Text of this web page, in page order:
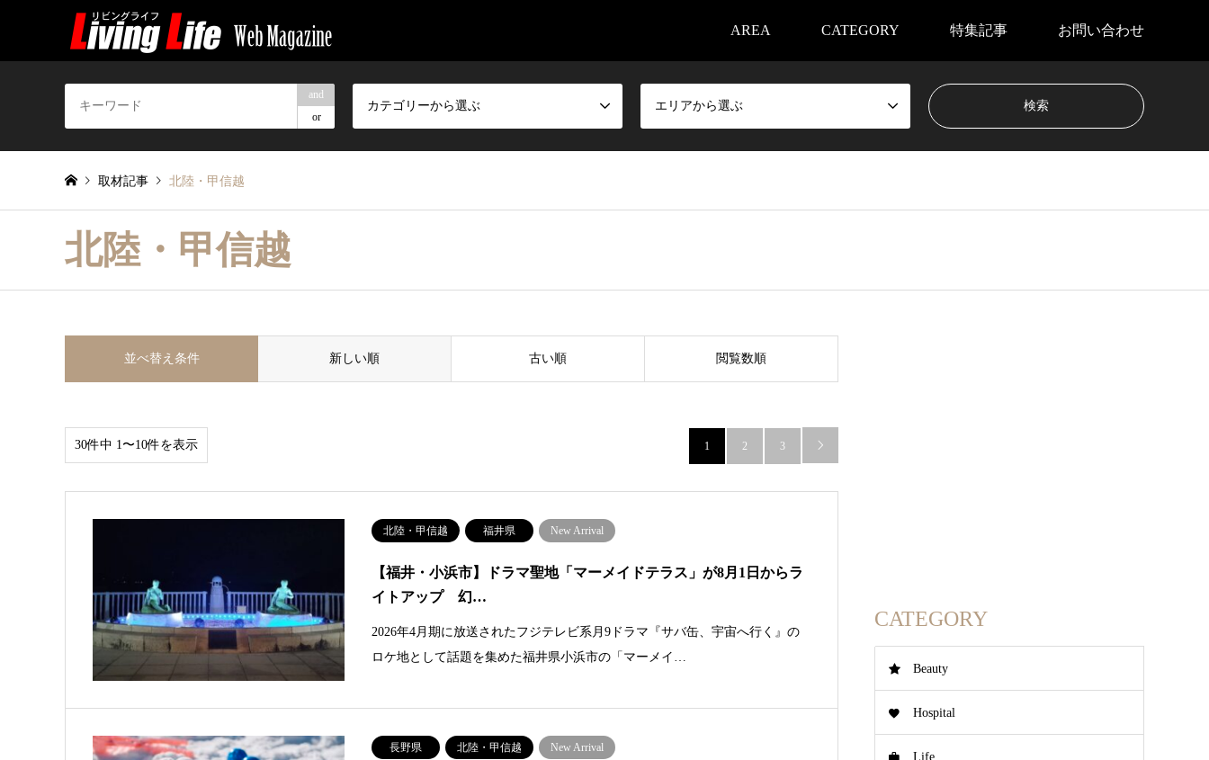
AREA CATEGORY 特集記事 お問い合わせ
and
or
カテゴリーから選ぶ エリアから選ぶ
取材記事 北陸・甲信越
北陸・甲信越
並べ替え条件 新しい順 古い順 閲覧数順
30件中 1〜10件を表示 1 2 3 
北陸・甲信越 福井県 New Arrival
【福井・小浜市】ドラマ聖地「マーメイドテラス」が8月1日からラ
イトアップ 幻…
2026年4月期に放送されたフジテレビ系月9ドラマ『サバ缶、宇宙へ行く』の
ロケ地として話題を集めた福井県小浜市の「マーメイ…
長野県 北陸・甲信越 New Arrival
CATEGORY
Beauty
Hospital
Life